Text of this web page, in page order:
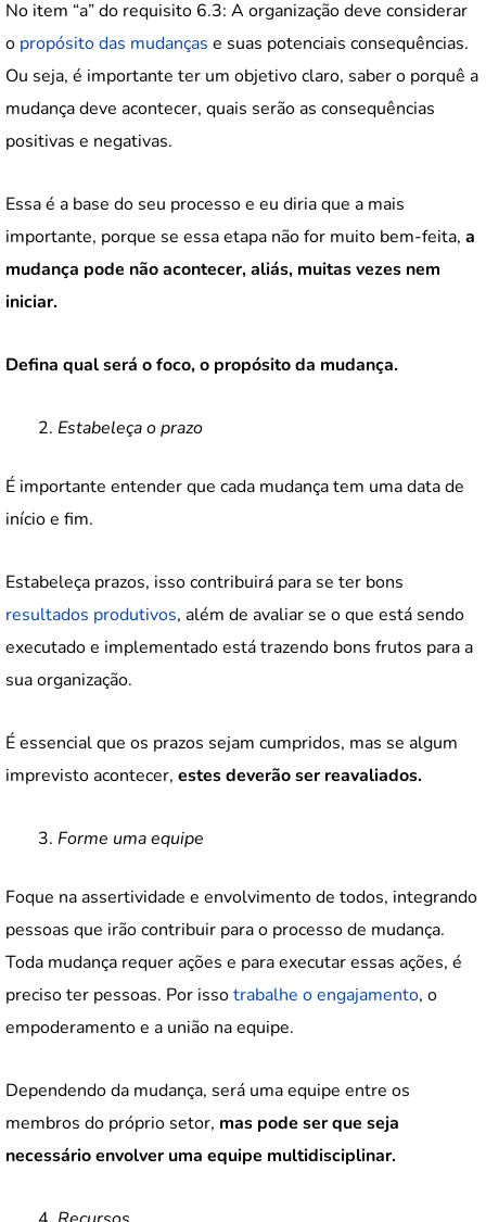
No item “a” do requisito 6.3: A organização deve considerar
o propósito das mudanças e suas potenciais consequências.
Ou seja, é importante ter um objetivo claro, saber o porquê a
mudança deve acontecer, quais serão as consequências
positivas e negativas.
Essa é a base do seu processo e eu diria que a mais
importante, porque se essa etapa não for muito bem-feita, a
mudança pode não acontecer, aliás, muitas vezes nem
iniciar.
Defina qual será o foco, o propósito da mudança.
Estabeleça o prazo
É importante entender que cada mudança tem uma data de
início e fim.
Estabeleça prazos, isso contribuirá para se ter bons
resultados produtivos, além de avaliar se o que está sendo
executado e implementado está trazendo bons frutos para a
sua organização.
É essencial que os prazos sejam cumpridos, mas se algum
imprevisto acontecer, estes deverão ser reavaliados.
Forme uma equipe
Foque na assertividade e envolvimento de todos, integrando
pessoas que irão contribuir para o processo de mudança.
Toda mudança requer ações e para executar essas ações, é
preciso ter pessoas. Por issotrabalhe o engajamento, o
empoderamento e a união na equipe.
Dependendo da mudança, será uma equipe entre os
membros do próprio setor, mas pode ser que seja
necessário envolver uma equipe multidisciplinar.